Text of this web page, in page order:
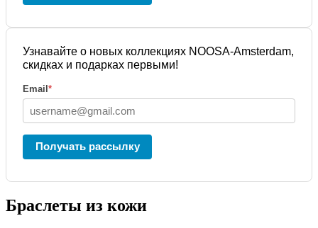
Узнавайте о новых коллекциях NOOSA-Amsterdam,
скидках и подарках первыми!
Email *
Получать рассылку
Браслеты из кожи